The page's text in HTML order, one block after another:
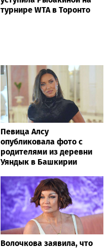
турнире WTA в Торонто
Певица Алсу
опубликовала фото с
родителями из деревни
Уяндык в Башкирии
Волочкова заявила, что